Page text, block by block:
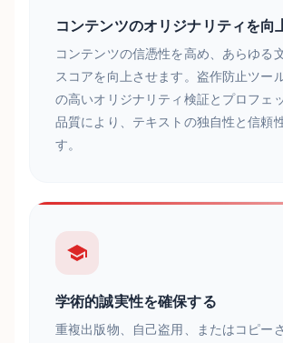
コンテンツのオリジナリティを向
コンテンツの信憑性を高め、あらゆる
スコアを向上させます。盗作防止ツー
の高いオリジナリティ検証とプロフェ
品質により、テキストの独自性と信頼
す。
学術的誠実性を確保する
重複出版物、自己盗用、またはコピー